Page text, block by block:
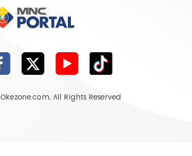
Okezone.com, All Rights Reserved